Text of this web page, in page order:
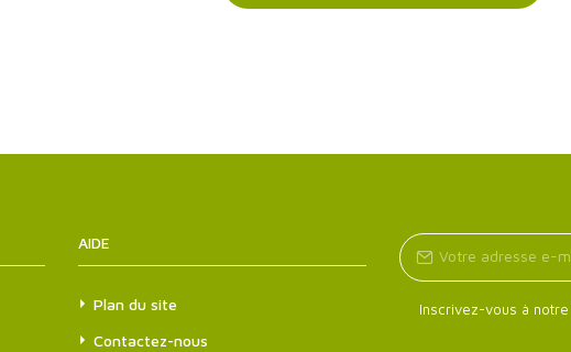
AIDE
Plan du site
Contactez-nous
Inscrivez-vous à